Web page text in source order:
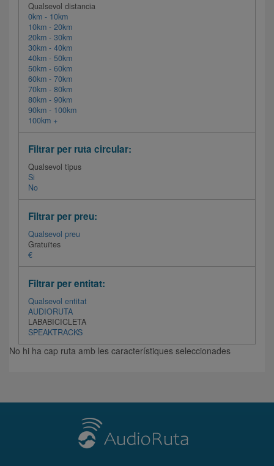
Qualsevol distancia
0km - 10km
10km - 20km
20km - 30km
30km - 40km
40km - 50km
50km - 60km
60km - 70km
70km - 80km
80km - 90km
90km - 100km
100km +
Filtrar per ruta circular:
Qualsevol tipus
Si
No
Filtrar per preu:
Qualsevol preu
Gratuïtes
€
Filtrar per entitat:
Qualsevol entitat
AUDIORUTA
LABABICICLETA
SPEAKTRACKS
No hi ha cap ruta amb les característiques seleccionades